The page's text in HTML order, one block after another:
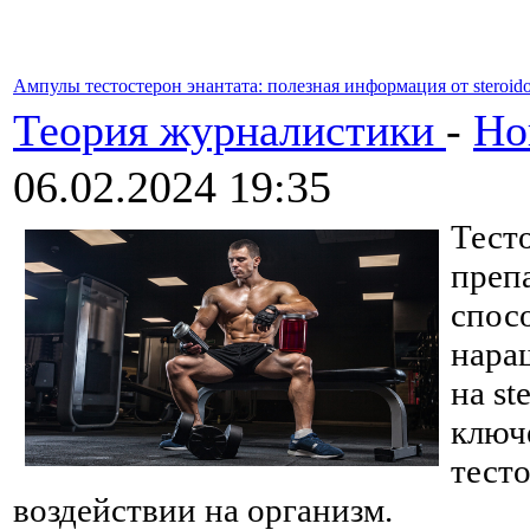
Ампулы тестостерон энантата: полезная информация от
Теория журналистики -
06.02.2024 19:35
на
воздействии на организм.